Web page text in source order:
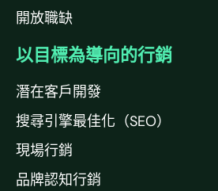
開放職缺
以目標為導向的行銷
潛在客戶開發
搜尋引擎最佳化（SEO）
現場行銷
品牌認知行銷